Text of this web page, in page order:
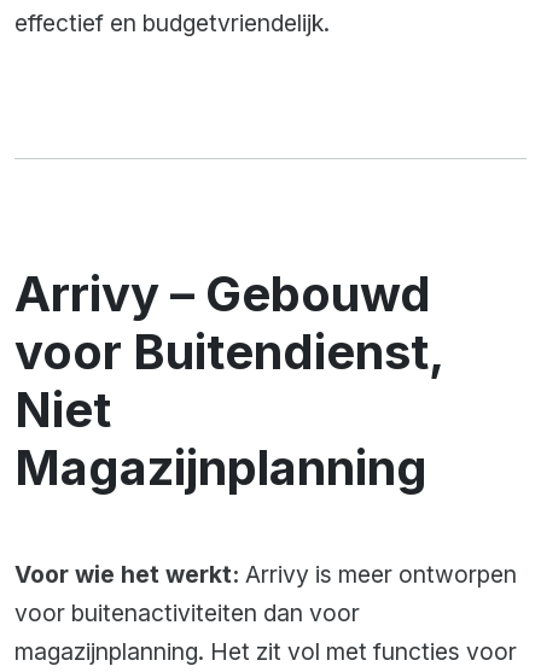
effectief en budgetvriendelijk.
Arrivy – Gebouwd
voor Buitendienst,
Niet
Magazijnplanning
Voor wie het werkt: Arrivy is meer ontworpen
voor buitenactiviteiten dan voor
magazijnplanning. Het zit vol met functies voor